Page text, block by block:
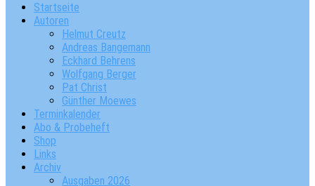
Startseite
Autoren
Helmut Creutz
Andreas Bangemann
Eckhard Behrens
Wolfgang Berger
Pat Christ
Günther Moewes
Terminkalender
Abo & Probeheft
Shop
Links
Archiv
Ausgaben 2026